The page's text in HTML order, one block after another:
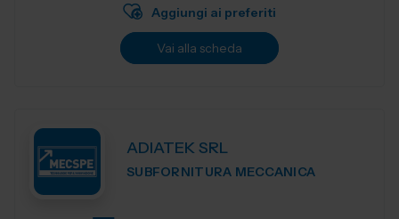
Aggiungi ai preferiti
Vai alla scheda
ADIATEK SRL
SUBFORNITURA MECCANICA